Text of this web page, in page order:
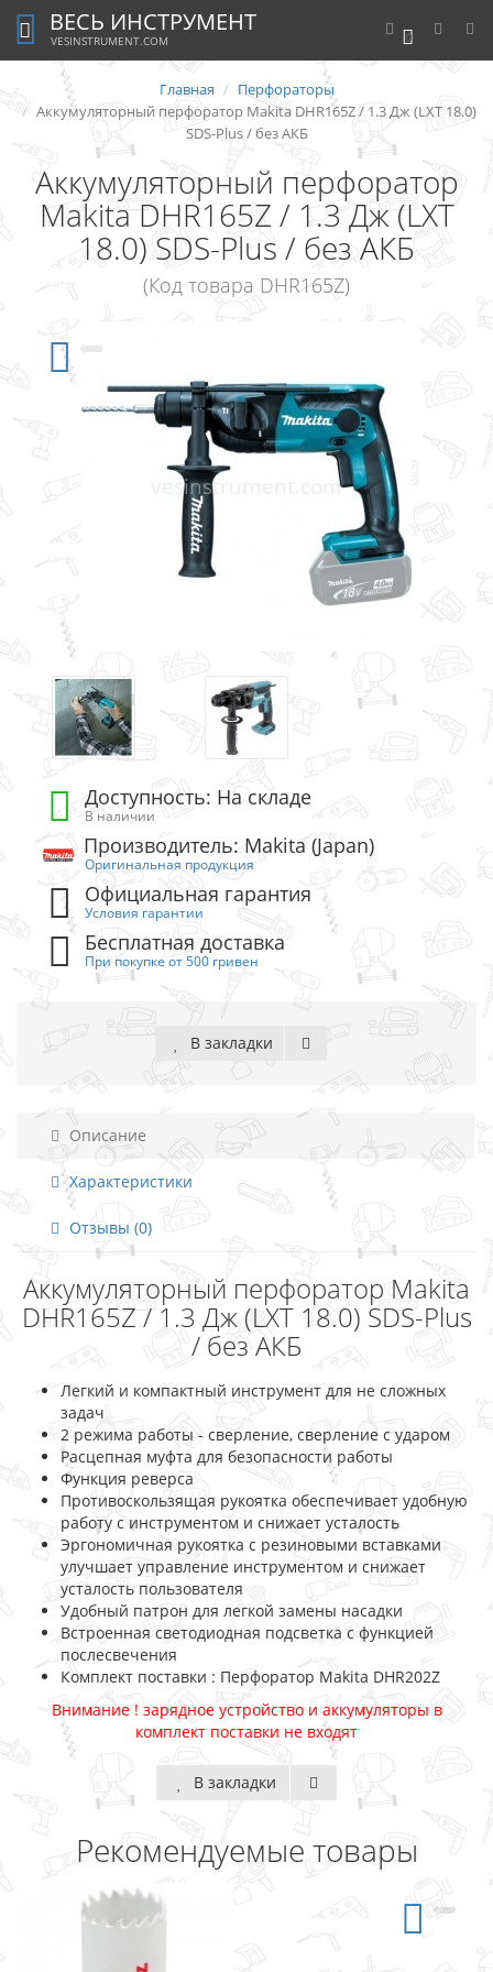
0
ВЕСЬ ИНСТРУМЕНТ
VESINSTRUMENT.COM
Главная
Перфораторы
Аккумуляторный перфоратор Makita DHR165Z / 1.3 Дж (LXT 18.0)
SDS-Plus / без АКБ
Аккумуляторный перфоратор
Makita DHR165Z / 1.3 Дж (LXT
18.0) SDS-Plus / без АКБ
(Код товара DHR165Z)
Доступность: На складе
В наличии
Производитель: Makita (Japan)
Оригинальная продукция
Официальная гарантия
Условия гарантии
Бесплатная доставка
При покупке от 500 гривен
В закладки
Описание
Характеристики
Отзывы (0)
Аккумуляторный перфоратор Makita
DHR165Z / 1.3 Дж (LXT 18.0) SDS-Plus
/ без АКБ
Легкий и компактный инструмент для не сложных
задач
2 режима работы - сверление, сверление с ударом
Расцепная муфта для безопасности работы
Функция реверса
Противоскользящая рукоятка обеспечивает удобную
работу с инструментом и снижает усталость
Эргономичная рукоятка с резиновыми вставками
улучшает управление инструментом и снижает
усталость пользователя
Удобный патрон для легкой замены насадки
Встроенная светодиодная подсветка с функцией
послесвечения
Комплект поставки : Перфоратор Makita DHR202Z
Внимание ! зарядное устройство и аккумуляторы в
комплект поставки не входят
В закладки
Рекомендуемые товары